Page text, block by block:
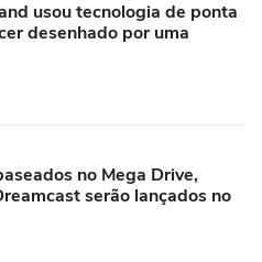
usou tecnologia de ponta
desenhado por uma
no Mega Drive,
serão lançados no